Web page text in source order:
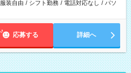
服装自由 / シフト勤務 / 電話対応なし / パソ
応募する 詳細へ